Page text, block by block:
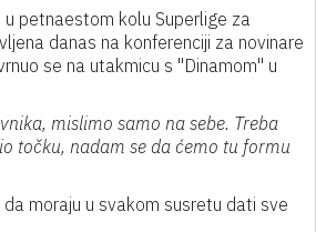
petnaestom kolu Superlige za
danas na konferenciji za novinare
se na utakmicu s "Dinamom" u
mislimo samo na sebe. Treba
točku, nadam se da ćemo tu formu
moraju u svakom susretu dati sve